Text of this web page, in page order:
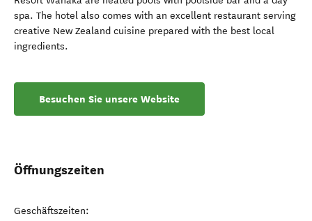
spa. The hotel also comes with an excellent restaurant serving
creative New Zealand cuisine prepared with the best local
ingredients.
Besuchen Sie unsere Website
Öffnungszeiten
Geschäftszeiten: